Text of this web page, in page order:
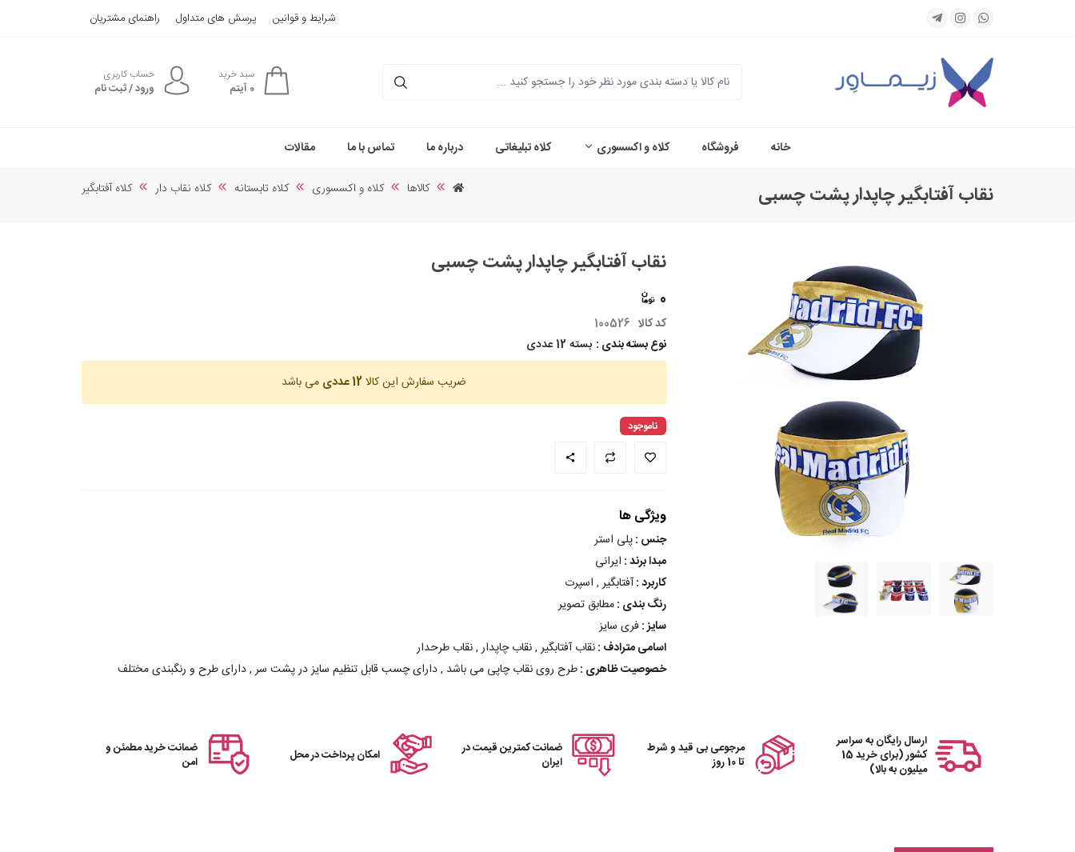
شرایط و قوانین پرسش های متداول راهنمای مشتریان
جستجو سبد خرید
0آیتم
حساب کاربری
ورود / ثبت نام
خانه فروشگاه کلاه و اکسسوری کلاه تبلیغاتی درباره ما تماس با ما مقالات
نقاب آفتابگیر چاپدار پشت چسبی کالاها کلاه و اکسسوری کلاه تابستانه کلاه نقاب دار کلاه آفتابگیر
نقاب آفتابگیر چاپدار پشت چسبی
0
کد کالا 100526
نوع بسته بندی : بسته 12 عددی
ضریب سفارش این کالا 12 عددی می باشد
ناموجود
ویژگی ها
جنس :پلی استر
مبدا برند : ایرانی
کاربرد :آفتابگیر , اسپرت
رنگ بندی :مطابق تصویر
سایز : فری سایز
اسامی مترادف :نقاب آفتابگیر , نقاب چاپدار , نقاب طرحدار
خصوصیت ظاهری :طرح روی نقاب چاپی می باشد , دارای چسب قابل تنظیم سایز در پشت سر , دارای طرح و رنگبندی مختلف
ارسال رایگان به سراسر
کشور (برای خرید 15
میلیون به بالا)
مرجوعی بی قید و شرط
تا 10 روز
ضمانت کمترین قیمت در
ایران
امکان پرداخت در محل
ضمانت خرید مطمئن و
امن